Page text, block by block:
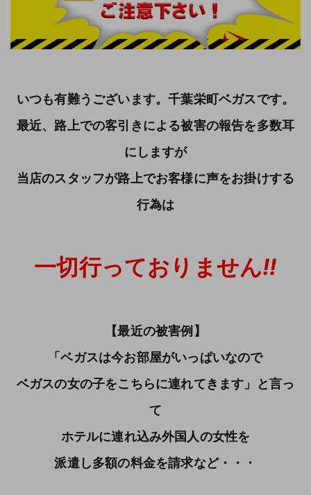
いつも有難うございます。千葉栄町ベガスです。
最近、路上での客引きによる被害の報告を多数耳
にしますが
当店のスタッフが路上でお客様に声をお掛けする
行為は
一切行っておりません!!
【最近の被害例】
「ベガスは今お部屋がいっぱいなので
ベガスの女の子をこちらに連れてきます」と言っ
て
ホテルに連れ込み外国人の女性を
派遣し多額の料金を請求など・・・